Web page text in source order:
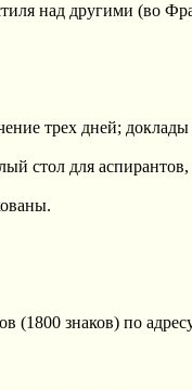
над другими (во
трех дней;
стол для
(1800 знаков) по